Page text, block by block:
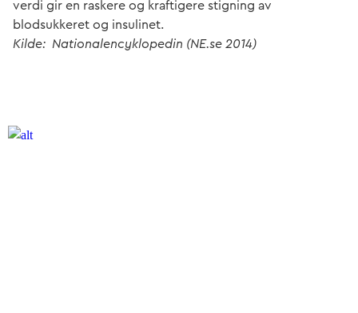
verdi gir en raskere og kraftigere stigning av
blodsukkeret og insulinet.
Kilde: Nationalencyklopedin (NE.se 2014)